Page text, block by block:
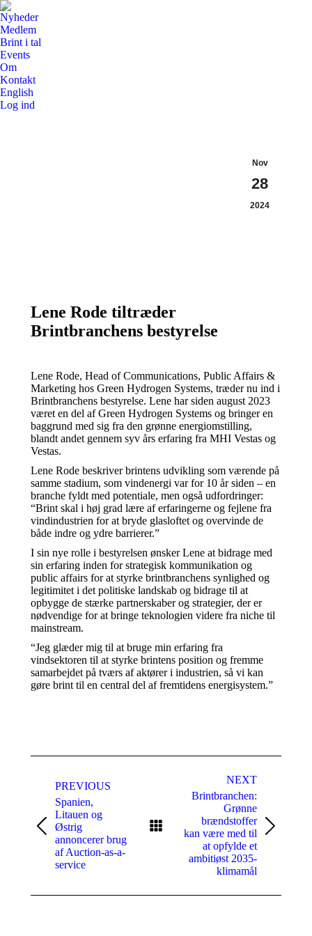
Nyheder
Medlem
Brint i tal
Events
Om
Kontakt
English
Log ind
Nov
28
2024
Lene Rode tiltræder
Brintbranchens bestyrelse
Lene Rode, Head of Communications, Public Affairs &
Marketing hos Green Hydrogen Systems, træder nu ind i
Brintbranchens bestyrelse. Lene har siden august 2023
været en del af Green Hydrogen Systems og bringer en
baggrund med sig fra den grønne energiomstilling,
blandt andet gennem syv års erfaring fra MHI Vestas og
Vestas.
Lene Rode beskriver brintens udvikling som værende på
samme stadium, som vindenergi var for 10 år siden – en
branche fyldt med potentiale, men også udfordringer:
“Brint skal i høj grad lære af erfaringerne og fejlene fra
vindindustrien for at bryde glasloftet og overvinde de
både indre og ydre barrierer.”
I sin nye rolle i bestyrelsen ønsker Lene at bidrage med
sin erfaring inden for strategisk kommunikation og
public affairs for at styrke brintbranchens synlighed og
legitimitet i det politiske landskab og bidrage til at
opbygge de stærke partnerskaber og strategier, der er
nødvendige for at bringe teknologien videre fra niche til
mainstream.
“Jeg glæder mig til at bruge min erfaring fra
vindsektoren til at styrke brintens position og fremme
samarbejdet på tværs af aktører i industrien, så vi kan
gøre brint til en central del af fremtidens energisystem.”
navigation
PREVIOUS
Previous
post:
Spanien,
Litauen og
Østrig
annoncerer brug
af Auction-as-a-
service
NEXT
Next
post:
Brintbranchen:
Grønne
brændstoffer
kan være med til
at opfylde et
ambitiøst 2035-
klimamål